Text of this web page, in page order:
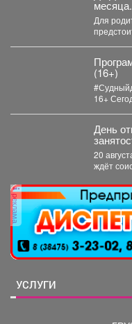
месяца.
Для
(16+)
16+ Сегодня в программе "Судный день": 🚨
День
20
ждёт соискателей. В
реклама
УСЛУГИ